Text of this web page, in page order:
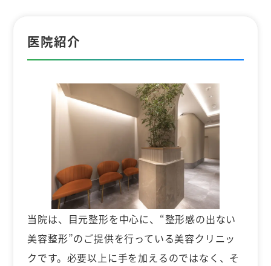
医院紹介
当院は、目元整形を中心に、“整形感の出ない
美容整形”のご提供を行っている美容クリニッ
クです。必要以上に手を加えるのではなく、そ